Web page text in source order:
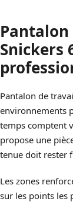
Snickers
Pantalon de
environnements
temps comptent
propose une
tenue doit rester
Les zones
sur les points les